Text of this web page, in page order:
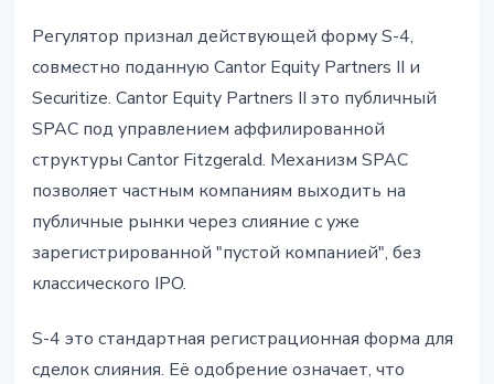
Регулятор признал действующей форму S-4,
совместно поданную Cantor Equity Partners II и
Securitize. Cantor Equity Partners II это публичный
SPAC под управлением аффилированной
структуры Cantor Fitzgerald. Механизм SPAC
позволяет частным компаниям выходить на
публичные рынки через слияние с уже
зарегистрированной "пустой компанией", без
классического IPO.
S-4 это стандартная регистрационная форма для
сделок слияния. Её одобрение означает, что